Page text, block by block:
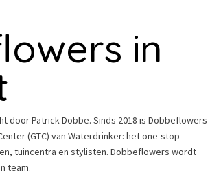
in
door Patrick Dobbe. Sinds 2018 is Dobbeflowers
(GTC) van Waterdrinker: het one-stop-
tuincentra en stylisten. Dobbeflowers wordt
team.